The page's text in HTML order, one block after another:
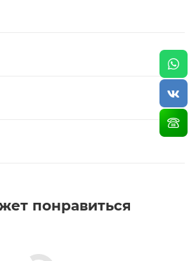
понравиться